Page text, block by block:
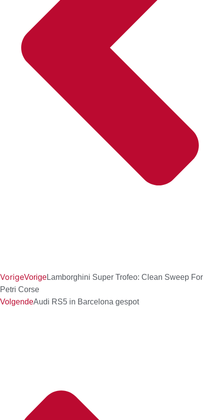
VorigeVorigeLamborghini Super Trofeo: Clean Sweep For
Petri Corse
VolgendeAudi RS5 in Barcelona gespot